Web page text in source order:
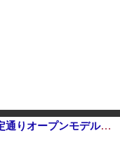
【AI】中国製高性能AI「Kimi-K3」が予定通りオープンモデル化される